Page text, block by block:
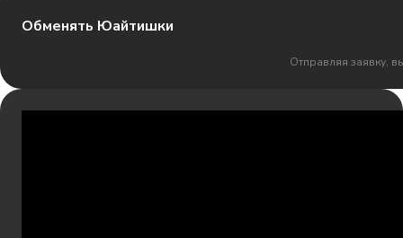
Обменять Юайтишки
Отправляя заявку,